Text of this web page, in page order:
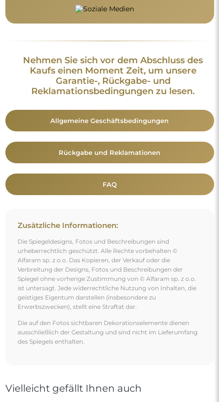
Nehmen Sie sich vor dem Abschluss des
Kaufs einen Moment Zeit, um unsere
Garantie-, Rückgabe- und
Reklamationsbedingungen zu lesen.
Allgemeine Geschäftsbedingungen
Rückgabe und Reklamationen
FAQ
Zusätzliche Informationen:
Die Spiegeldesigns, Fotos und Beschreibungen sind
urheberrechtlich geschützt. Alle Rechte vorbehalten ©
Alfaram sp. z o.o. Das Kopieren, der Verkauf oder die
Verbreitung der Designs, Fotos und Beschreibungen der
Spiegel ohne vorherige Zustimmung von © Alfaram sp. z o.o.
ist untersagt. Jede widerrechtliche Nutzung von Inhalten, die
geistiges Eigentum darstellen (insbesondere zu
Erwerbszwecken), stellt eine Straftat dar.
Die auf den Fotos sichtbaren Dekorationselemente dienen
ausschließlich der Gestaltung und sind nicht im Lieferumfang
des Spiegels enthalten.
Vielleicht gefällt Ihnen auch